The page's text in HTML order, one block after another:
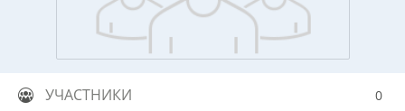
УЧАСТНИКИ 0